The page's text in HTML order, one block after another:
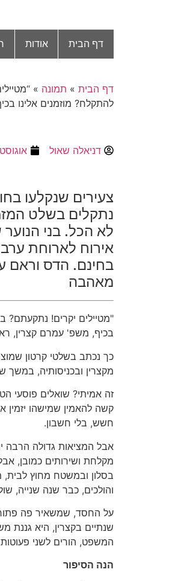
דף הבית
אודות
דף הבית » תמונה »
להתקלח? מוזמנים אלינו
דניאלה שאול אוגוסט 2, 2013
צעירים שנקלעו
נתקלים בשלט
לא הכל. בני הנוער
אירוח לארוחת
בחינם. הדס וראם
מאהבה
"מטיילים יקרים! נתקעתם?
בכיף, משפ' עמרם קצרין, ראם, 054-
כך נכתב בשלטי קרטון
מקצרין ובכניסותיה, במשך
זה אמיתי? שואלים פוסעי
קשה להאמין שמישהו יזמין
חשש, בלי חשבון.
אבל המציאות גדולה הרבה
מקלחת ושירותים כמובן,
בסלון ובמשטח מחוץ לבית,
והולכים, כבר שנה שנייה,
שנתיים בקצרין, היא גננת
המשפט, הורים לשני
הנה הסיפור